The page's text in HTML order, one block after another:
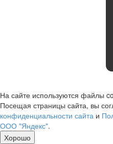
На сайте используются файлы
Посещая страницы сайта, вы
конфиденциальности сайта и
ООО "Яндекс".
Хорошо